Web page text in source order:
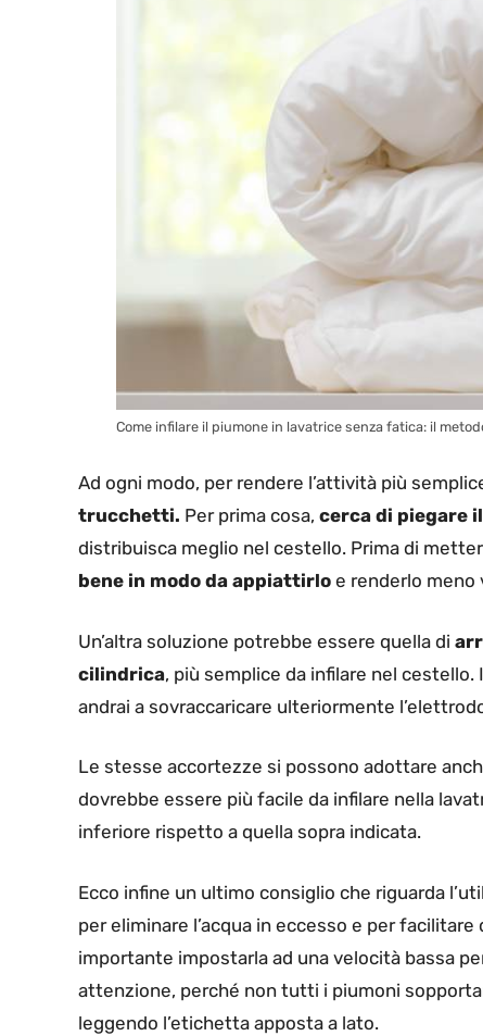
Come infilare il piumone in lavatrice senza fatica: il
Ad ogni modo, per rendere l’attività più
trucchetti. Per prima cosa, cerca di piegare
distribuisca meglio nel cestello. Prima di
bene in modo da appiattirlo e renderlo meno
Un’altra soluzione potrebbe essere quella di
cilindrica, più semplice da infilare nel cestello.
andrai a sovraccaricare ulteriormente
Le stesse accortezze si possono adottare
dovrebbe essere più facile da infilare nella
inferiore rispetto a quella sopra indicata.
Ecco infine un ultimo consiglio che riguarda
per eliminare l’acqua in eccesso e per
importante impostarla ad una velocità bassa
attenzione, perché non tutti i piumoni
leggendo l’etichetta apposta a lato.